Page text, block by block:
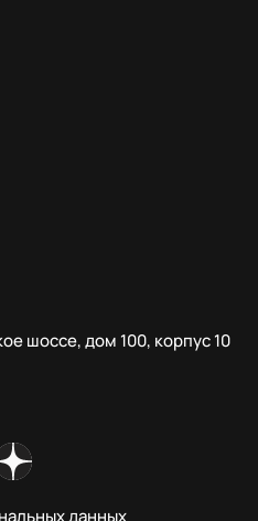
шоссе, дом 100, корпус 10
данных